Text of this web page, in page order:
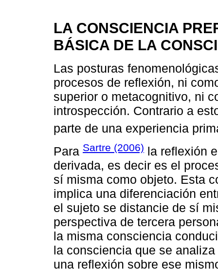
LA CONSCIENCIA
BÁSICA DE LA
Las posturas
procesos de reflexión, ni
superior o metacognitivo, ni
introspección. Contrario a
parte de una experiencia
Para Sartre (2006) la reflexión
derivada, es decir es el
sí misma como objeto. Esta
implica una diferenciación
el sujeto se distancie de sí
perspectiva de tercera
la misma consciencia
la consciencia que se
una reflexión sobre ese